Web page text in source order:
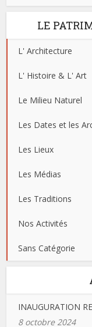
LE
L' Architecture
L' Histoire & L' Art
Le Milieu Naturel
Les Dates et les
Les Lieux
Les Médias
Les Traditions
Nos Activités
Sans Catégorie
INAUGURATION
8 octobre 2024